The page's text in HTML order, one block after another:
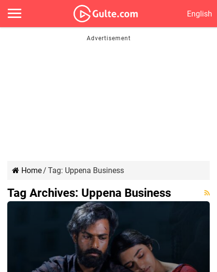
English
Home/ Tag: Uppena Business
Tag Archives: Uppena Business